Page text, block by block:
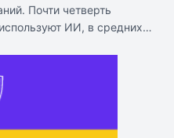
Почти четверть
ИИ, в средних
ИИ. Учителя
задания выполняются
Отличие работы
можно определить,